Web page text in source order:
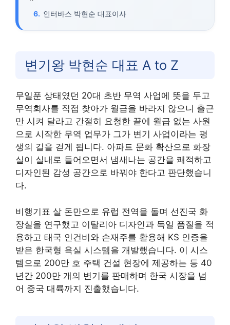
인터바스 박현순 대표이사
변기왕 박현순 대표 A to Z
무일푼 상태였던 20대 초반 무역 사업에 뜻을 두고
무역회사를 직접 찾아가 월급을 바라지 않으니 출근
만 시켜 달라고 간절히 요청한 끝에 월급 없는 사원
으로 시작한 무역 업무가 그가 변기 사업이라는 평
생의 길을 걷게 됩니다. 아파트 문화 확산으로 화장
실이 실내로 들어오면서 냄새나는 공간을 쾌적하고
디자인된 감성 공간으로 바꿔야 한다고 판단했습니
다.
비행기표 살 돈만으로 유럽 전역을 돌며 선진국 화
장실을 연구했고 이탈리아 디자인과 독일 품질을 적
용하고 태국 인건비와 손재주를 활용해 KS 인증을
받은 한국형 욕실 시스템을 개발했습니다. 이 시스
템으로 200만 호 주택 건설 현장에 제공하는 등 40
년간 200만 개의 변기를 판매하며 한국 시장을 넘
어 중국 대륙까지 진출했습니다.